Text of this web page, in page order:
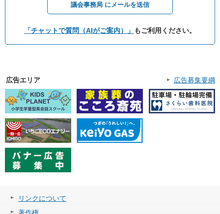
議会事務局 にメールを送信
「チャットで質問（AIがご案内）」 もご利用ください。
広告エリア 広告募集要綱
リンクについて